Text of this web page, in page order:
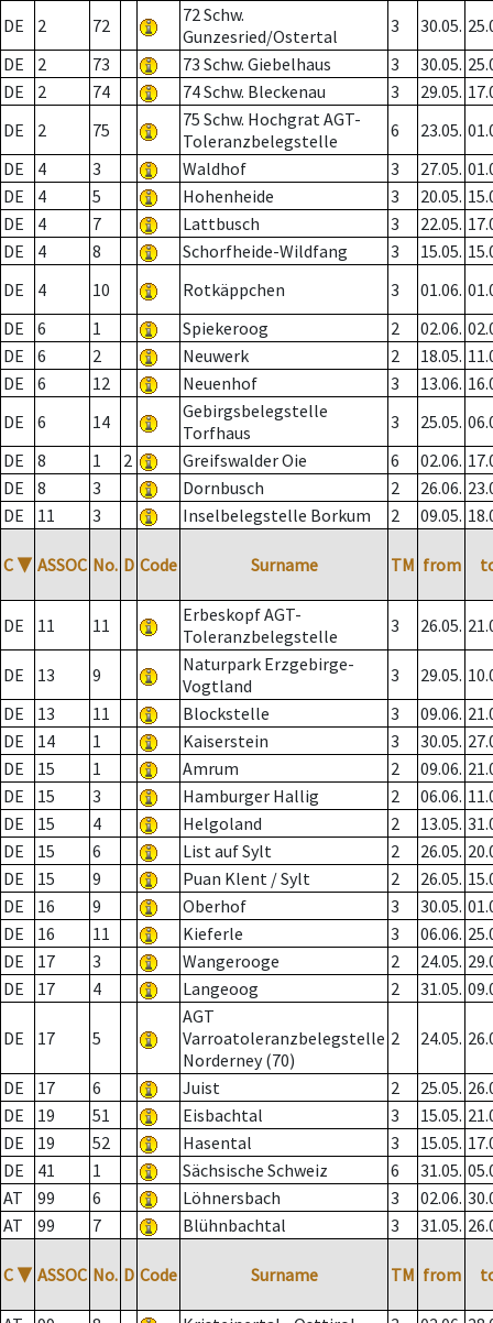
DE 2 72
72 Schw.
Gunzesried/Ostertal
3 30.05.
DE
2 73 73 Schw. Giebelhaus 3 30.05.
DE
2 74 74 Schw. Bleckenau 3 29.05.
DE
2 75
75 Schw. Hochgrat AGT-
Toleranzbelegstelle
6 23.05.
DE
4 3 Waldhof 3 27.05.
DE
4 5 Hohenheide 3 20.05.
DE
4 7 Lattbusch 3 22.05.
DE
4 8 Schorfheide-Wildfang 3 15.05.
DE
4 10 Rotkäppchen 3 01.06.
DE
6 1 Spiekeroog 2 02.06.
DE
6 2 Neuwerk 2 18.05.
DE
6 12 Neuenhof 3 13.06.
DE
6 14
Gebirgsbelegstelle
Torfhaus
3 25.05.
DE
8 1 2 Greifswalder Oie 6 02.06.
DE
8 3 Dornbusch 2 26.06.
DE
11 3 Inselbelegstelle Borkum 2 09.05.
C ▼ ASSOC No. D Code Surname TM from
DE 11 11
Erbeskopf AGT-
Toleranzbelegstelle
3 26.05.
DE 13 9
Naturpark Erzgebirge-
Vogtland
3 29.05.
DE
13 11 Blockstelle 3 09.06.
DE
14 1 Kaiserstein 3 30.05.
DE
15 1 Amrum 2 09.06.
DE
15 3 Hamburger Hallig 2 06.06.
DE
15 4 Helgoland 2 13.05.
DE
15 6 List auf Sylt 2 26.05.
DE
15 9 Puan Klent / Sylt 2 26.05.
DE
16 9 Oberhof 3 30.05.
DE
16 11 Kieferle 3 06.06.
DE
17 3 Wangerooge 2 24.05.
DE
17 4 Langeoog 2 31.05.
DE 17 5
AGT
Varroatoleranzbelegstelle
Norderney (70)
2 24.05.
DE 17 6 Juist 2 25.05.
DE
19 51 Eisbachtal 3 15.05.
DE
19 52 Hasental 3 15.05.
DE
41 1 Sächsische Schweiz 6 31.05.
AT
99 6 Löhnersbach 3 02.06.
AT
99 7 Blühnbachtal 3 31.05.
C ▼ ASSOC No. D Code Surname TM from